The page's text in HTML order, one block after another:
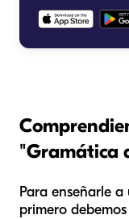
"Gramática
Para enseñarle
primero